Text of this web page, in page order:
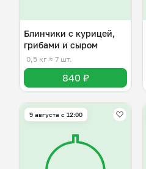
Блинчики с курицей,
грибами и сыром
0,5 кг ≈ 7 шт.
840 ₽
9 августа с 12:00